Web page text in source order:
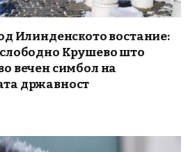
Илинденското востание:
Крушево што
вечен симбол на
државност